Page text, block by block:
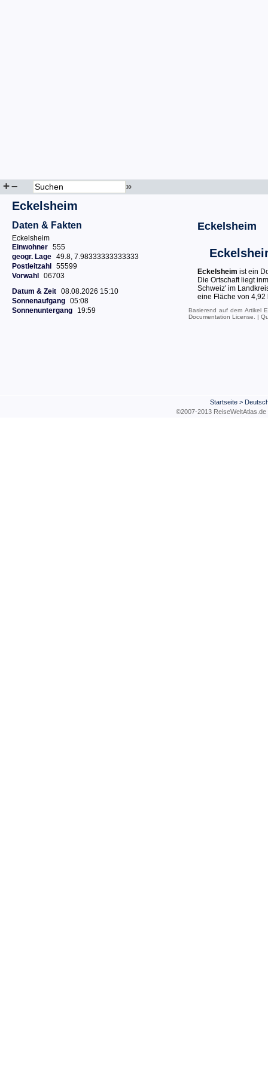
+– »
Eckelsheim
Daten & Fakten
Eckelsheim
Einwohner 555
geogr. Lage 49.8, 7.98333333333333
Postleitzahl
55599
Vorwahl
06703
Datum & Zeit 08.08.2026 15:10
Sonnenaufgang 05:08
Sonnenuntergang
19:59
Eckelsheim
Eckelsheim ist ein
Die Ortschaft liegt
Schweiz' im
eine Fläche von 4,92
Basierend auf dem Artikel
Documentation License . |
Startseite>
©2007-2013